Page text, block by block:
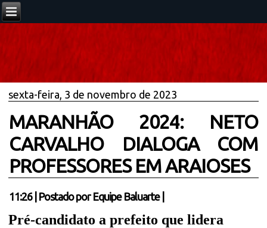
sexta-feira, 3 de novembro de 2023
MARANHÃO 2024: NETO
CARVALHO DIALOGA COM
PROFESSORES EM ARAIOSES
11:26| Postado por Equipe Baluarte
Pré-candidato a prefeito que lidera